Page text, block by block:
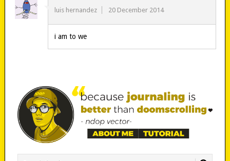
luis hernandez 20 December 2014
i am to we